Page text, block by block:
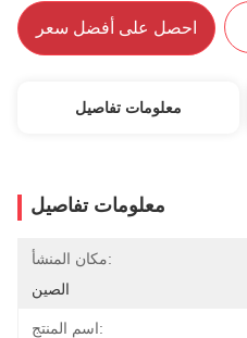
احصل على أفضل سعر
معلومات تفاصيل
معلومات تفاصيل
مكان المنشأ:
الصين
اسم المنتج: